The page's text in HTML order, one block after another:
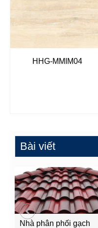
HHG-MMIM04
Bài viết
Nhà phân phối gạch